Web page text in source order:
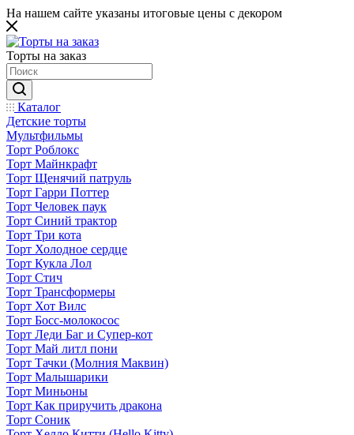
На нашем сайте указаны итоговые цены с декором
Торты на заказ
Каталог
Детские торты
Мультфильмы
Торт Роблокс
Торт Майнкрафт
Торт Щенячий патруль
Торт Гарри Поттер
Торт Человек паук
Торт Синий трактор
Торт Три кота
Торт Холодное сердце
Торт Кукла Лол
Торт Стич
Торт Трансформеры
Торт Хот Вилс
Торт Босс-молокосос
Торт Леди Баг и Супер-кот
Торт Май литл пони
Торт Тачки (Молния Маквин)
Торт Малышарики
Торт Миньоны
Торт Как приручить дракона
Торт Соник